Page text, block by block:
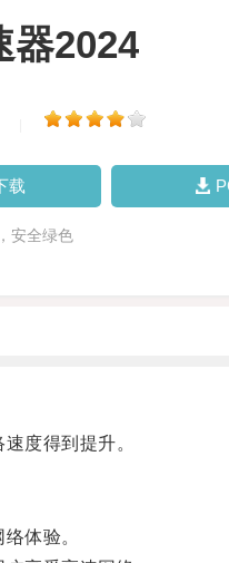
器2024
载
安全绿色
度得到提升。
体验。